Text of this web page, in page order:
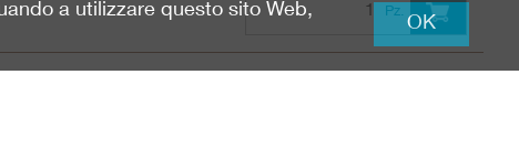
Pz.
OK
a utilizzare questo sito Web,